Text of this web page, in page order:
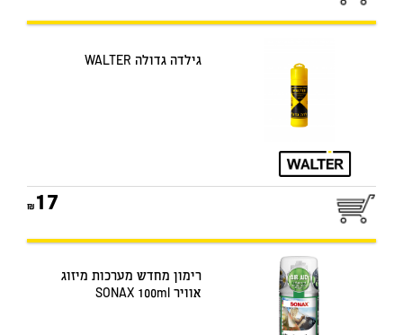
גילדה גדולה WALTER
17
רימון מחדש מערכות מיזוג
אוויר SONAX 100ml